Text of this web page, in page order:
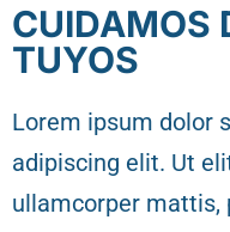
CUIDAMOS
TUYOS
Lorem ipsum dolor
adipiscing elit. Ut
ullamcorper mattis,